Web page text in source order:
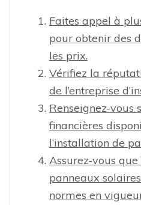
Faites appel à
pour obtenir des
les prix.
Vérifiez la
de l’entreprise
Renseignez-vous
financières
l’installation de
Assurez-vous
panneaux
normes en